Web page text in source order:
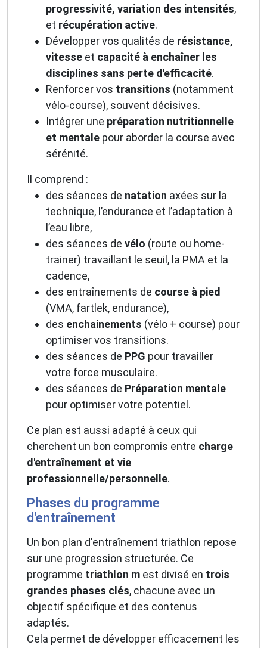
progressivité, variation des intensités,
et récupération active.
Développer vos qualités de résistance,
vitesse et capacité à enchaîner les
disciplines sans perte d'efficacité.
Renforcer vos transitions (notamment
vélo-course), souvent décisives.
Intégrer une préparation nutritionnelle
et mentale pour aborder la course avec
sérénité.
Il comprend :
des séances de natation axées sur la
technique, l’endurance et l’adaptation à
l’eau libre,
des séances de vélo (route ou home-
trainer) travaillant le seuil, la PMA et la
cadence,
des entraînements de course à pied
(VMA, fartlek, endurance),
des enchainements (vélo + course) pour
optimiser vos transitions.
des séances de PPG pour travailler
votre force musculaire.
des séances de Préparation mentale
pour optimiser votre potentiel.
Ce plan est aussi adapté à ceux qui
cherchent un bon compromis entre charge
d'entraînement et vie
professionnelle/personnelle.
Phases du programme
d'entraînement
Un bon plan d'entraînement triathlon repose
sur une progression structurée. Ce
programme triathlon m est divisé en trois
grandes phases clés, chacune avec un
objectif spécifique et des contenus
adaptés.
Cela permet de développer efficacement les